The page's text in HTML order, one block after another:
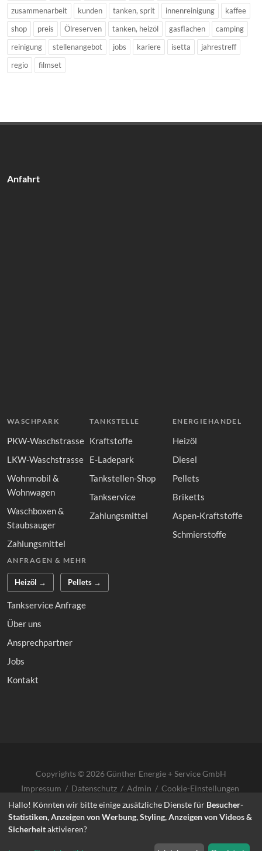
zusammenarbeit
kunden tanken, sprit innenreinigung
kaffee
shop
preis Ölreserven tanken, heizöl gasflachen
camping
reinigung
stellenangebot jobs kariere isetta
jahrestreff
regio
filmset
Anfahrt
WASCHPARK
PKW-Waschstrasse
LKW-Waschstrasse
Wohnmobil &
Wohnwagen
Waschboxen &
Staubsauger
Zahlungsmittel
TANKSTELLE
Kraftstoffe
E-Ladepark
Tankstellen-Shop
Tankservice
Zahlungsmittel
ENERGIEHANDEL
Heizöl
Diesel
Pellets
Briketts
Aspen-Kraftstoffe
Schmierstoffe
ANFRAGEN & MEHR
Heizöl → Pellets →
Tankservice Anfrage
Über uns
Ansprechpartner
Jobs
Kontakt
Copyrights © 2026 Günther Energie + Service GmbH
Impressum / Datenschutz / Admin / Cookie-Einstellungen
Hallo! Könnten wir bitte einige zusätzliche Dienste für Besucher-
Statistiken, Anzeigen von Werbung, Styling, Anzeigen von Videos &
Sicherheitaktivieren?